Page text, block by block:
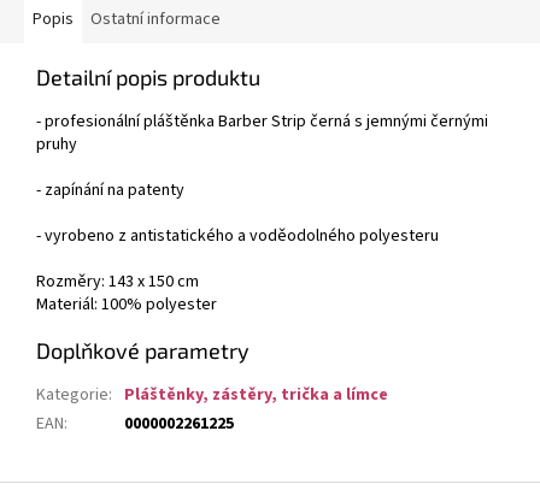
Popis Ostatní informace
Detailní popis produktu
- profesionální pláštěnka Barber Strip černá s jemnými černými
pruhy
- zapínání na patenty
- vyrobeno z antistatického a voděodolného polyesteru
Rozměry: 143 x 150 cm
Materiál: 100% polyester
Doplňkové parametry
Kategorie: Pláštěnky, zástěry, trička a límce
EAN: 0000002261225